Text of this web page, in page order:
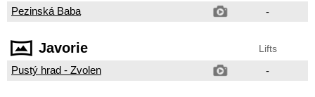
Pezinská Baba -
Javorie Lifts
Pustý hrad - Zvolen -